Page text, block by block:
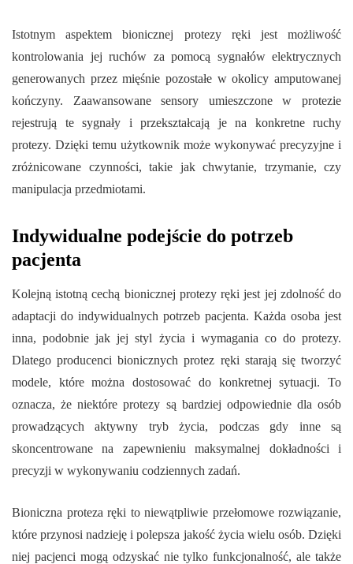
Istotnym aspektem bionicznej protezy ręki jest możliwość
kontrolowania jej ruchów za pomocą sygnałów elektrycznych
generowanych przez mięśnie pozostałe w okolicy amputowanej
kończyny. Zaawansowane sensory umieszczone w protezie
rejestrują te sygnały i przekształcają je na konkretne ruchy
protezy. Dzięki temu użytkownik może wykonywać precyzyjne i
zróżnicowane czynności, takie jak chwytanie, trzymanie, czy
manipulacja przedmiotami.
Indywidualne podejście do potrzeb
pacjenta
Kolejną istotną cechą bionicznej protezy ręki jest jej zdolność do
adaptacji do indywidualnych potrzeb pacjenta. Każda osoba jest
inna, podobnie jak jej styl życia i wymagania co do protezy.
Dlatego producenci bionicznych protez ręki starają się tworzyć
modele, które można dostosować do konkretnej sytuacji. To
oznacza, że niektóre protezy są bardziej odpowiednie dla osób
prowadzących aktywny tryb życia, podczas gdy inne są
skoncentrowane na zapewnieniu maksymalnej dokładności i
precyzji w wykonywaniu codziennych zadań.
Bioniczna proteza ręki to niewątpliwie przełomowe rozwiązanie,
które przynosi nadzieję i polepsza jakość życia wielu osób. Dzięki
niej pacjenci mogą odzyskać nie tylko funkcjonalność, ale także